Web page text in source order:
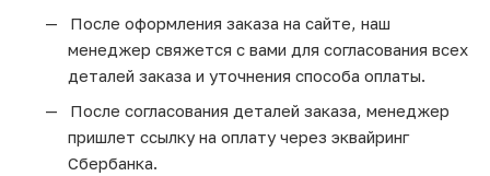
После оформления заказа на сайте, наш
менеджер свяжется с вами для согласования всех
деталей заказа и уточнения способа оплаты.
После согласования деталей заказа, менеджер
пришлет ссылку на оплату через эквайринг
Сбербанка.